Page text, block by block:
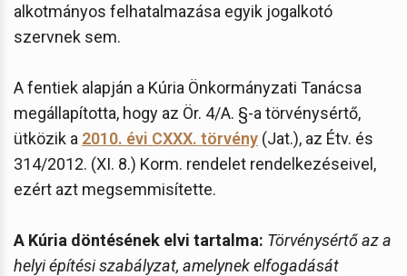
alkotmányos felhatalmazása egyik jogalkotó
szervnek sem.
A fentiek alapján a Kúria Önkormányzati Tanácsa
megállapította, hogy az Ör. 4/A. §-a törvénysértő,
ütközik a 2010. évi CXXX. törvény (Jat.), az Étv. és
314/2012. (XI. 8.) Korm. rendelet rendelkezéseivel,
ezért azt megsemmisítette.
A Kúria döntésének elvi tartalma: Törvénysértő az a
helyi építési szabályzat, amelynek elfogadását